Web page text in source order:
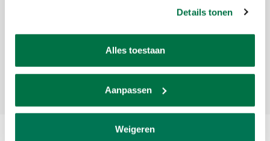
Details tonen
Alles toestaan
Aanpassen
Weigeren
Abonneer